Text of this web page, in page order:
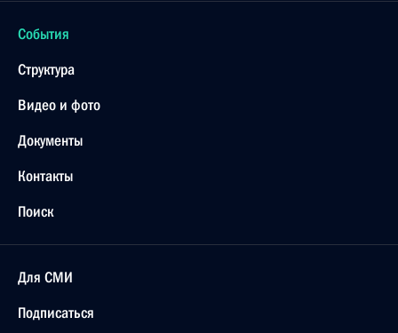
События
Структура
Видео и фото
Документы
Контакты
Поиск
Для СМИ
Подписаться